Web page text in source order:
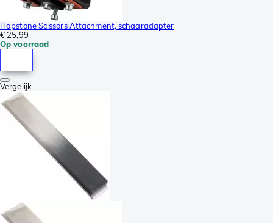
Hapstone Scissors Attachment, schaaradapter
€ 25,99
Op voorraad
Vergelijk